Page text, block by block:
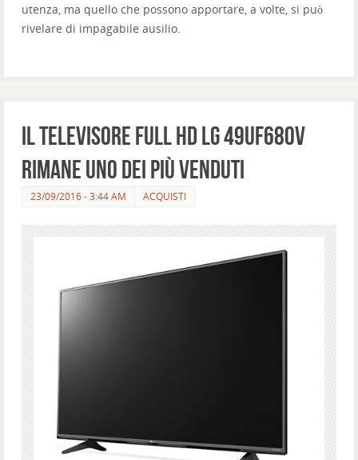
utenza, ma quello che possono apportare, a volte, si può
rivelare di impagabile ausilio.
Il televisore full HD LG 49UF680V
rimane uno dei più venduti
23/09/2016 - 3:44 AM ACQUISTI